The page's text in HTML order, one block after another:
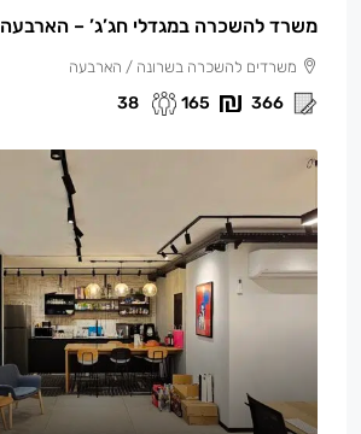
משרד להשכרה במגדלי חג’ג’ – הארבעה 366 מ”ר
משרדים להשכרה בשרונה / הארבעה
366
165
38